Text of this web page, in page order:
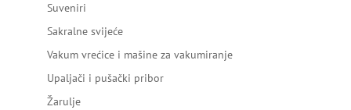
Suveniri
Sakralne svijeće
Vakum vrećice i mašine za vakumiranje
Upaljači i pušački pribor
Žarulje